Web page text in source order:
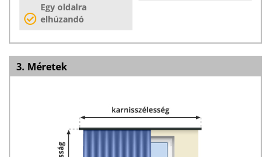
Egy oldalra
elhúzandó
3. Méretek